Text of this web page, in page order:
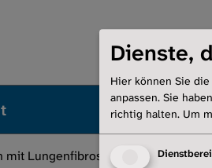
mit Lungenfibrose, insbesondere
Dienste,
Hier können Sie
anpassen. Sie
richtig halten. Um